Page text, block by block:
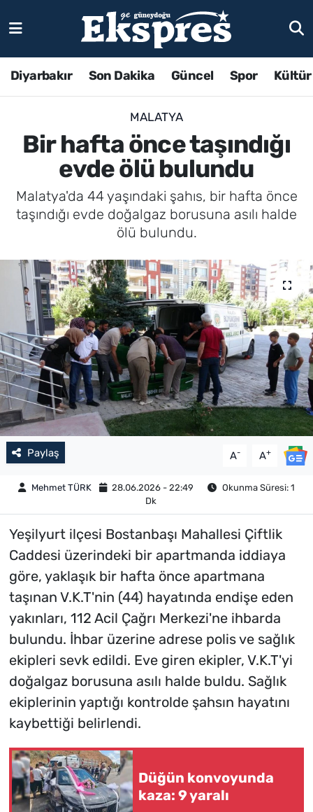
Diyarbakır Son Dakika Güncel Spor
MALATYA
Bir hafta önce taşındığı
evde ölü bulundu
Malatya'da 44 yaşındaki şahıs, bir hafta önce
taşındığı evde doğalgaz borusuna asılı halde
ölü bulundu.
Paylaş A- A+
Mehmet TÜRK 28.06.2026 - 22:49
Okunma Süresi: 1
Dk
Yeşilyurt ilçesi Bostanbaşı Mahallesi Çiftlik
Caddesi üzerindeki bir apartmanda iddiaya
göre, yaklaşık bir hafta önce apartmana
taşınan V.K.T'nin (44) hayatında endişe eden
yakınları, 112 Acil Çağrı Merkezi'ne ihbarda
bulundu. İhbar üzerine adrese polis ve sağlık
ekipleri sevk edildi. Eve giren ekipler, V.K.T'yi
doğalgaz borusuna asılı halde buldu. Sağlık
ekiplerinin yaptığı kontrolde şahsın hayatını
kaybettiği belirlendi.
Düğün konvoyunda
kaza: 9 yaralı